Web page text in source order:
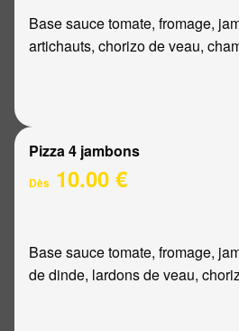
Base sauce tomate, fromage,
artichauts, chorizo de veau,
Pizza 4 jambons
Dès 10.00 €
Base sauce tomate, fromage,
de dinde, lardons de veau,